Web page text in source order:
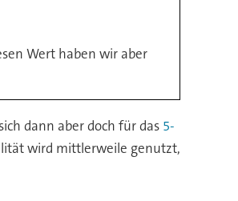
Wert haben wir aber
dann aber doch für das 5-
wird mittlerweile genutzt,